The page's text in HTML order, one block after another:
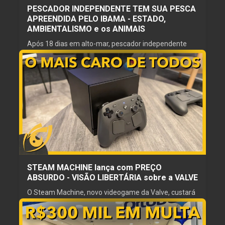
PESCADOR INDEPENDENTE TEM SUA PESCA
APREENDIDA PELO IBAMA - ESTADO,
AMBIENTALISMO e os ANIMAIS
Após 18 dias em alto-mar, pescador independente
tem a sua pesca apreendida pelo IBAMA ao chegar
em Maragogi. Enquanto isso, os chineses com seus
grandes barcos podem pescar por aqui à vontade. É a
política favorecendo sempre os amiguinhos do
governo.
17 jul. 2026
ESCRITOR
Um Libertário Aí
REVISOR
Gordinho Caipira
NARRADOR
Leafar do Leafarverso
PRODUTOR
Libertus
STEAM MACHINE lança com PREÇO
ABSURDO - VISÃO LIBERTÁRIA sobre a VALVE
O Steam Machine, novo videogame da Valve, custará
mais de 1000 dólares em sua versão básica. Porém, a
empresa possui uma visão altamente simpática ao